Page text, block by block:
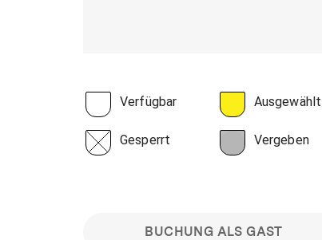
Verfügbar Ausgewählt
Gesperrt Vergeben
BUCHUNG ALS GAST